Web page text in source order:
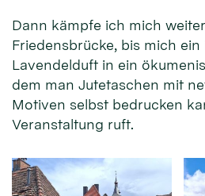
Dann kämpfe ich mich
Friedensbrücke, bis mich
Lavendelduft in ein
dem man Jutetaschen mit
Motiven selbst bedrucken
Veranstaltung ruft.